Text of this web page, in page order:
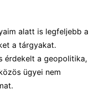
alatt is legfeljebb a
a tárgyakat.
érdekelt a geopolitika,
ügyei nem